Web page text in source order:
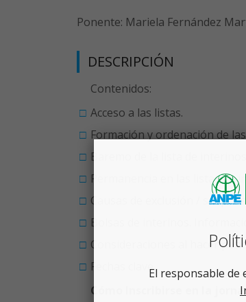
Ponente: Mariela Fernández
DESCRIPCIÓN
Contenidos:
Acceso a las listas.
Formación y ordenación de
Baremo de la lista de interinos.
Permanencia en las listas de
Causas de exclusión /
Bolsas de interinos.
Consideraciones al hacer
Fechas clave.
Cómo Inscribirse en la
El responsable de